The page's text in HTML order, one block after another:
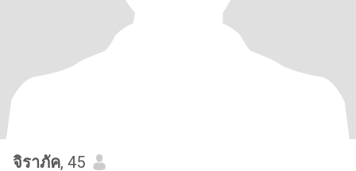
จิราภัค, 45